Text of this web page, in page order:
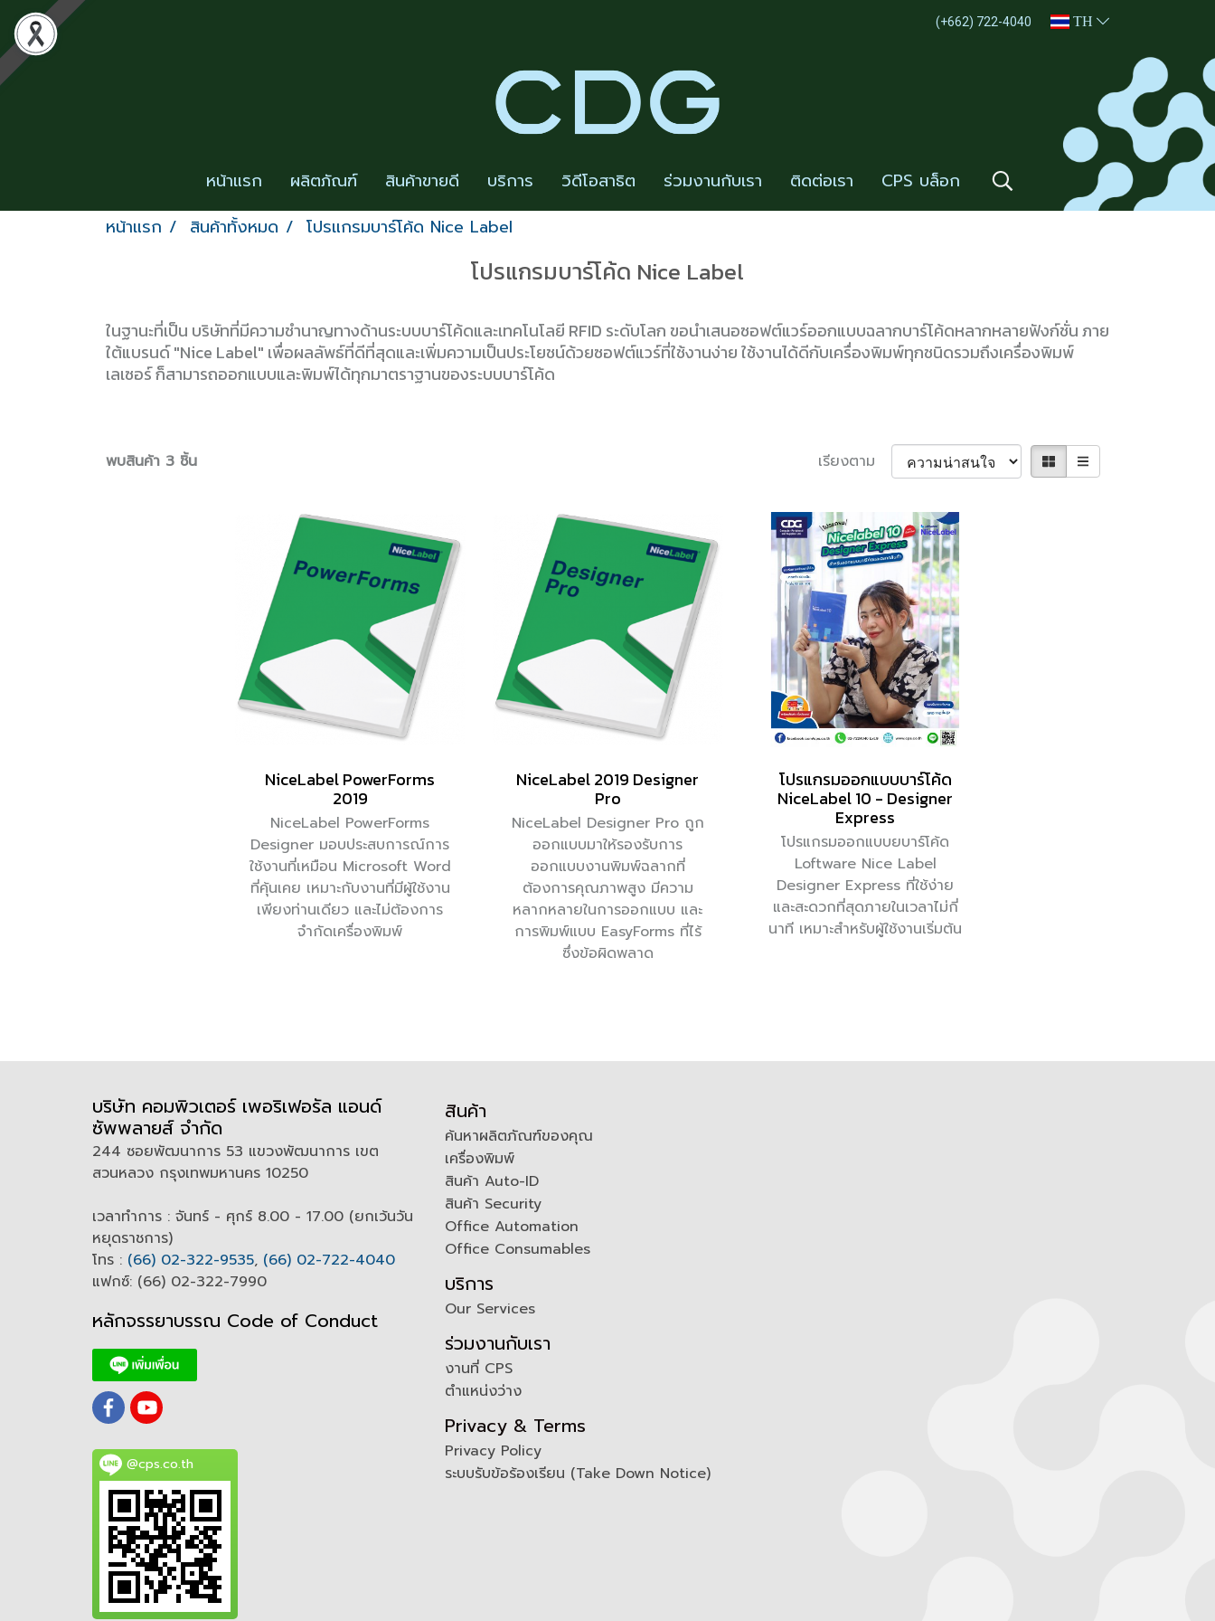
(+662) 722-4040 TH
หน้าแรก ผลิตภัณฑ์ สินค้าขายดี บริการ วิดีโอสาธิต ร่วมงานกับเรา ติดต่อเรา
CPS บล็อก
หน้าแรก
สินค้าทั้งหมด โปรแกรมบาร์โค้ด Nice Label
โปรแกรมบาร์โค้ด Nice Label
ในฐานะที่เป็น บริษัทที่มีความชำนาญทางด้านระบบบาร์โค้ดและเทคโนโลยี RFID ระดับโลก ขอนำเสนอซอฟต์แวร์ออกแบบฉลากบาร์โค้ดหลากหลายฟังก์ชั่น ภาย
ใต้แบรนด์ "Nice Label" เพื่อผลลัพธ์ที่ดีที่สุดและเพิ่มความเป็นประโยชน์ด้วยซอฟต์แวร์ที่ใช้งานง่าย ใช้งานได้ดีกับเครื่องพิมพ์ทุกชนิดรวมถึงเครื่องพิมพ์
เลเซอร์ ก็สามารถออกแบบและพิมพ์ได้ทุกมาตราฐานของระบบบาร์โค้ด
พบสินค้า 3 ชิ้น เรียงตาม
NiceLabel PowerForms
2019
NiceLabel PowerForms
Designer มอบประสบการณ์การ
ใช้งานที่เหมือน Microsoft Word
ที่คุ้นเคย เหมาะกับงานที่มีผู้ใช้งาน
เพียงท่านเดียว และไม่ต้องการ
จำกัดเครื่องพิมพ์
NiceLabel 2019 Designer
Pro
NiceLabel Designer Pro ถูก
ออกแบบมาให้รองรับการ
ออกแบบงานพิมพ์ฉลากที่
ต้องการคุณภาพสูง มีความ
หลากหลายในการออกแบบ และ
การพิมพ์แบบ EasyForms ที่ไร้
ซึ่งข้อผิดพลาด
โปรแกรมออกแบบบาร์โค้ด
NiceLabel 10 - Designer
Express
โปรแกรมออกแบบยบาร์โค้ด​
Loftware Nice Label
Designer Express ที่ใช้ง่าย
และสะดวกที่สุดภายในเวลาไม่กี่
นาที เหมาะสำหรับผู้ใช้งานเริ่มต้น
บริษัท คอมพิวเตอร์ เพอริเฟอรัล แอนด์
ซัพพลายส์ จำกัด
244 ซอยพัฒนาการ 53 แขวงพัฒนาการ เขต
สวนหลวง กรุงเทพมหานคร 10250
เวลาทำการ : จันทร์ - ศุกร์ 8.00 - 17.00 (ยกเว้นวัน
หยุดราชการ)
โทร : (66) 02-322-9535, (66) 02-722-4040
แฟกซ์: (66) 02-322-7990
หลักจรรยาบรรณ Code of Conduct
@cps.co.th
สินค้า
ค้นหาผลิตภัณฑ์ของคุณ
เครื่องพิมพ์
สินค้า Auto-ID
สินค้า Security
Office Automation
Office Consumables
บริการ
Our Services
ร่วมงานกับเรา
งานที่ CPS
ตำแหน่งว่าง
Privacy & Terms
Privacy Policy
ระบบรับข้อร้องเรียน (Take Down Notice)